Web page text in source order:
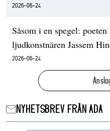
2026-06-24
Såsom i en spegel:
ljudkonstnären Jassem
2026-06-24
NYHETSBREV FRÅN ADA